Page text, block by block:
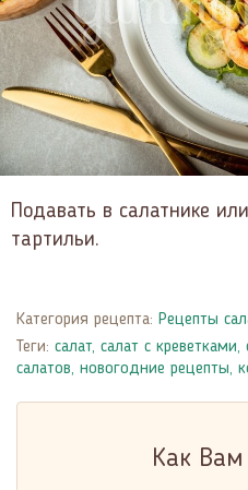
Подавать в салатнике
тартильи.
Категория рецепта: Рецепты
Теги: салат, салат с креветками,
салатов, новогодние рецепты,
Как Вам